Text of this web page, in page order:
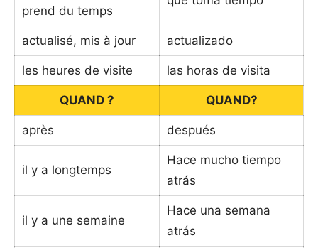
prend du temps
actualisé, mis à jour actualizado
les heures de visite las horas de visita
QUAND ? QUAND?
après después
il y a longtemps
Hace mucho tiempo
atrás
il y a une semaine
Hace una semana
atrás